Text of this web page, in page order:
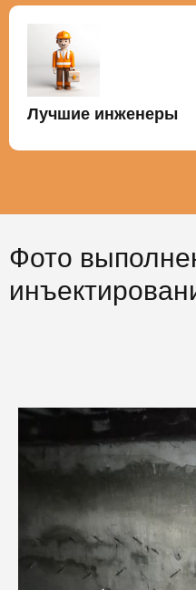
Лучшие инженеры
Фото